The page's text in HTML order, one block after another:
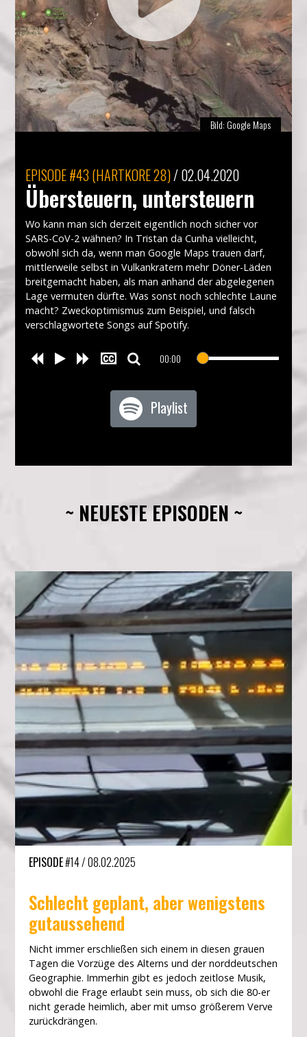
Bild:Google Maps
EPISODE#43 (HARTKORE 28)/02.04.2020
Übersteuern, untersteuern
Wo kann man sich derzeit eigentlich noch sicher vor
SARS-CoV-2 wähnen? In Tristan da Cunha vielleicht,
obwohl sich da, wenn man Google Maps trauen darf,
mittlerweile selbst in Vulkankratern mehr Döner-Läden
breitgemacht haben, als man anhand der abgelegenen
Lage vermuten dürfte. Was sonst noch schlechte Laune
macht? Zweckoptimismus zum Beispiel, und falsch
verschlagwortete Songs auf Spotify.
00:00
Playlist
~ NEUESTE EPISODEN ~
EPISODE#14/08.02.2025
Schlecht geplant, aber wenigstens
gutaussehend
Nicht immer erschließen sich einem in diesen grauen
Tagen die Vorzüge des Alterns und der norddeutschen
Geographie. Immerhin gibt es jedoch zeitlose Musik,
obwohl die Frage erlaubt sein muss, ob sich die 80-er
nicht gerade heimlich, aber mit umso größerem Verve
zurückdrängen.